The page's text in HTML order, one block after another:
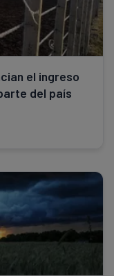
el ingreso
del país